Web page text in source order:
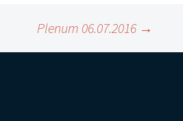
Plenum 06.07.2016 →